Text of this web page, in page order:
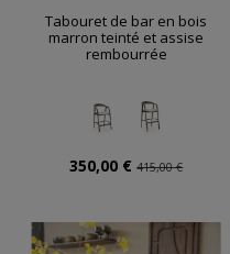
Tabouret de bar en bois
marron teinté et assise
rembourrée
350,00 €415,00 €